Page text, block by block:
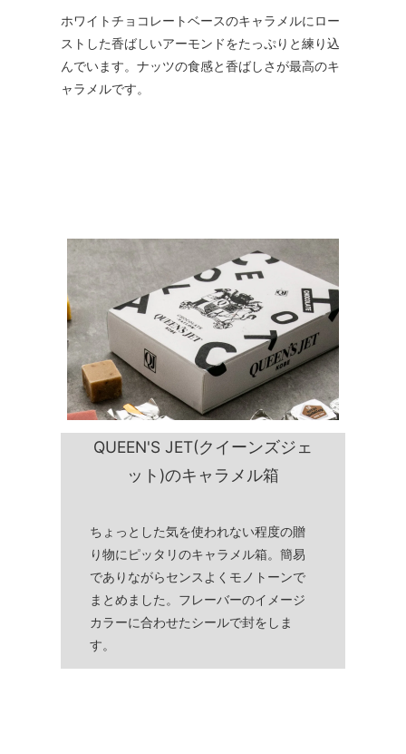
ホワイトチョコレートベースのキャラメルにロー
ストした香ばしいアーモンドをたっぷりと練り込
んでいます。ナッツの食感と香ばしさが最高のキ
ャラメルです。
QUEEN'S JET(クイーンズジェ
ット)のキャラメル箱
ちょっとした気を使われない程度の贈
り物にピッタリのキャラメル箱。簡易
でありながらセンスよくモノトーンで
まとめました。フレーバーのイメージ
カラーに合わせたシールで封をしま
す。